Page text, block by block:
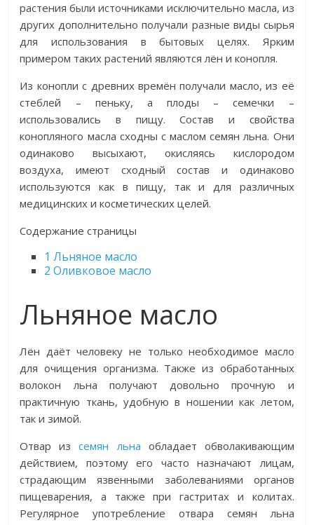
растения были источниками исключительно масла, из
других дополнительно получали разные виды сырья
для использования в бытовых целях. Ярким
примером таких растений являются лён и конопля.
Из конопли с древних времён получали масло, из её
стеблей – пеньку, а плоды – семечки –
использовались в пищу. Состав и свойства
конопляного масла сходны с маслом семян льна. Они
одинаково высыхают, окисляясь кислородом
воздуха, имеют сходный состав и одинаково
используются как в пищу, так и для различных
медицинских и косметических целей.
Содержание страницы
1 Льняное масло
2 Оливковое масло
Льняное масло
Лён даёт человеку не только необходимое масло
для очищения организма. Также из обработанных
волокон льна получают довольно прочную и
практичную ткань, удобную в ношении как летом,
так и зимой.
Отвар изсемян льна обладает обволакивающим
действием, поэтому его часто назначают лицам,
страдающим язвенными заболеваниями органов
пищеварения, а также при гастритах и колитах.
Регулярное употребление отвара семян льна